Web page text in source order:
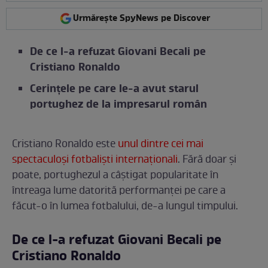
Urmărește SpyNews pe Discover
De ce l-a refuzat Giovani Becali pe
Cristiano Ronaldo
Cerințele pe care le-a avut starul
portughez de la impresarul român
Cristiano Ronaldo esteunul dintre cei mai
spectaculoși fotbaliști internaționali. Fără doar și
poate, portughezul a câștigat popularitate în
întreaga lume datorită performanței pe care a
făcut-o în lumea fotbalului, de-a lungul timpului.
De ce l-a refuzat Giovani Becali pe
Cristiano Ronaldo